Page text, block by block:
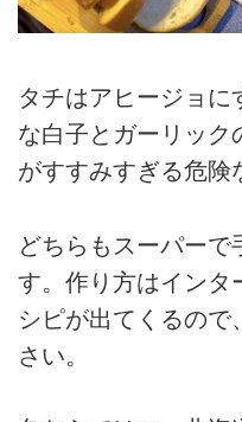
タチはアヒージョに
な白子とガーリック
がすすみすぎる危険
どちらもスーパー
す。作り方はインタ
シピが出てくるので
さい。